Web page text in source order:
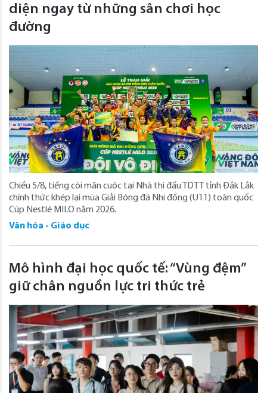
diện ngay từ những sân chơi học
đường
Chiều 5/8, tiếng còi mãn cuộc tại Nhà thi đấu TDTT tỉnh Đắk Lắk
chính thức khép lại mùa Giải Bóng đá Nhi đồng (U11) toàn quốc
Cúp Nestlé MILO năm 2026.
Văn hóa - Giáo dục
Mô hình đại học quốc tế: “Vùng đệm”
giữ chân nguồn lực tri thức trẻ